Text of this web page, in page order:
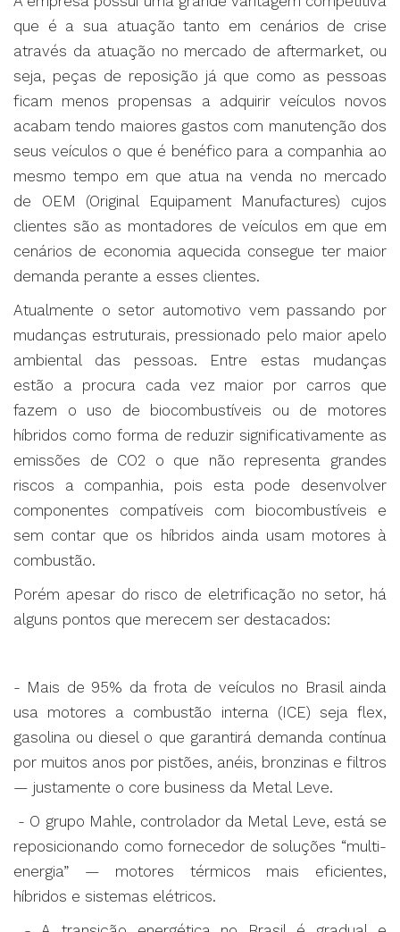
que é a sua atuação tanto em cenários de crise
através da atuação no mercado de aftermarket, ou
seja, peças de reposição já que como as pessoas
ficam menos propensas a adquirir veículos novos
acabam tendo maiores gastos com manutenção dos
seus veículos o que é benéfico para a companhia ao
mesmo tempo em que atua na venda no mercado
de OEM (Original Equipament Manufactures) cujos
clientes são as montadores de veículos em que em
cenários de economia aquecida consegue ter maior
demanda perante a esses clientes.
Atualmente o setor automotivo vem passando por
mudanças estruturais, pressionado pelo maior apelo
ambiental das pessoas. Entre estas mudanças
estão a procura cada vez maior por carros que
fazem o uso de biocombustíveis ou de motores
híbridos como forma de reduzir significativamente as
emissões de CO2 o que não representa grandes
riscos a companhia, pois esta pode desenvolver
componentes compatíveis com biocombustíveis e
sem contar que os híbridos ainda usam motores à
combustão.
Porém apesar do risco de eletrificação no setor, há
alguns pontos que merecem ser destacados:
- Mais de 95% da frota de veículos no Brasil ainda
usa motores a combustão interna (ICE) seja flex,
gasolina ou diesel o que garantirá demanda contínua
por muitos anos por pistões, anéis, bronzinas e filtros
— justamente o core business da Metal Leve.
- O grupo Mahle, controlador da Metal Leve, está se
reposicionando como fornecedor de soluções “multi-
energia” — motores térmicos mais eficientes,
híbridos e sistemas elétricos.